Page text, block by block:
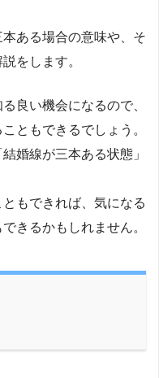
ある場合の意味や、そ
をします。
良い機会になるので、
ともできるでしょう。
婚線が三本ある状態」
もできれば、気になる
きるかもしれません。